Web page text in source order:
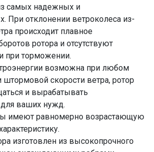
самых надежных и
При отклонении ветроколеса из-
происходит плавное
ротора и отсутствуют
при торможении.
возможна при любом
скорости ветра, ротор
и вырабатывать
ваших нужд.
имеют равномерно возрастающую
изготовлен из высокопрочного